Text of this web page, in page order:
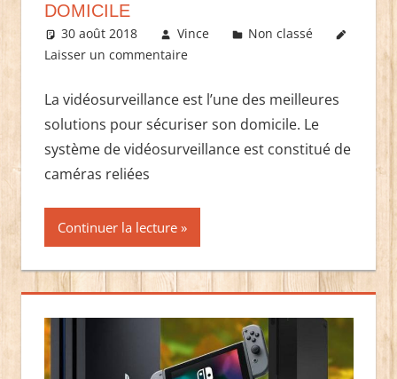
DOMICILE
30 août 2018 Vince
Non classé
Laisser un commentaire
La vidéosurveillance est l’une des meilleures
solutions pour sécuriser son domicile. Le
système de vidéosurveillance est constitué de
caméras reliées
Continuer la lecture